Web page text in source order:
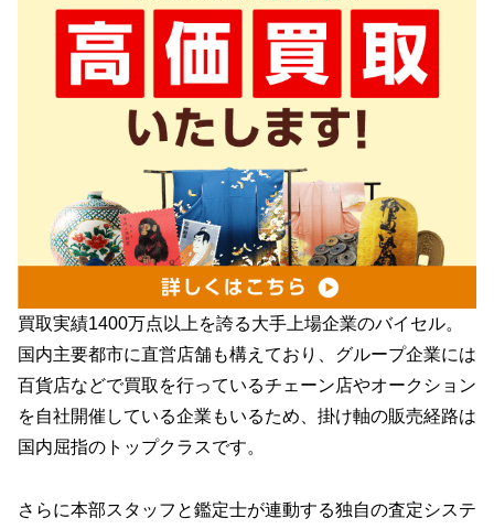
買取実績1400万点以上を誇る大手上場企業のバイセル。
国内主要都市に直営店舗も構えており、グループ企業には
百貨店などで買取を行っているチェーン店やオークション
を自社開催している企業もいるため、掛け軸の販売経路は
国内屈指のトップクラスです。
さらに本部スタッフと鑑定士が連動する独自の査定システ